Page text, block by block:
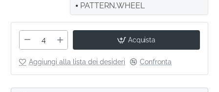
PATTERN,WHEEL
Acquista
Aggiungi alla lista dei desideri Confronta